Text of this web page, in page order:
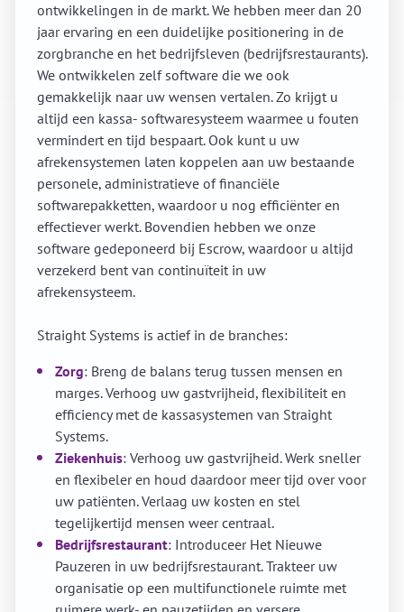
ontwikkelingen in de markt. We hebben meer dan 20
jaar ervaring en een duidelijke positionering in de
zorgbranche en het bedrijfsleven (bedrijfsrestaurants).
We ontwikkelen zelf software die we ook
gemakkelijk naar uw wensen vertalen. Zo krijgt u
altijd een kassa- softwaresysteem waarmee u fouten
vermindert en tijd bespaart. Ook kunt u uw
afrekensystemen laten koppelen aan uw bestaande
personele, administratieve of financiële
softwarepakketten, waardoor u nog efficiënter en
effectiever werkt. Bovendien hebben we onze
software gedeponeerd bij Escrow, waardoor u altijd
verzekerd bent van continuïteit in uw
afrekensysteem.
Straight Systems is actief in de branches:
Zorg: Breng de balans terug tussen mensen en
marges. Verhoog uw gastvrijheid, flexibiliteit en
efficiency met de kassasystemen van Straight
Systems.
Ziekenhuis: Verhoog uw gastvrijheid. Werk sneller
en flexibeler en houd daardoor meer tijd over voor
uw patiënten. Verlaag uw kosten en stel
tegelijkertijd mensen weer centraal.
Bedrijfsrestaurant: Introduceer Het Nieuwe
Pauzeren in uw bedrijfsrestaurant. Trakteer uw
organisatie op een multifunctionele ruimte met